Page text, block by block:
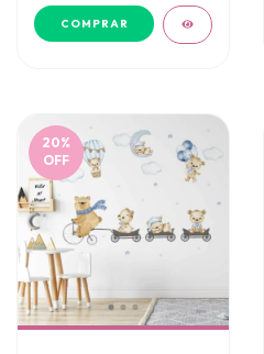
20%
OFF